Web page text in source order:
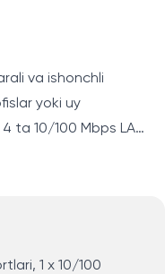
va ishonchli
yoki uy
ta 10/100 Mbps LAN
ega bo‘lib,
boshqarish
ko‘plab
1 x 10/100